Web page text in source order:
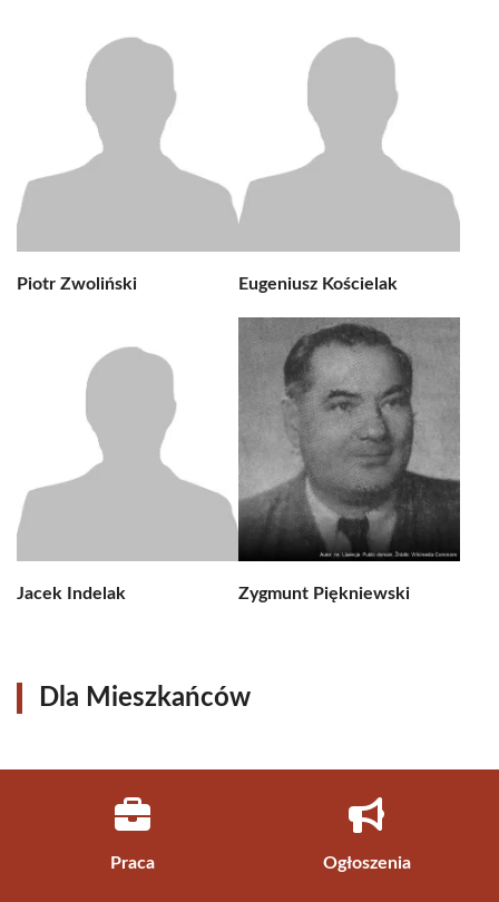
Piotr Zwoliński Eugeniusz Kościelak
Jacek Indelak Zygmunt Piękniewski
Dla Mieszkańców
Praca Ogłoszenia